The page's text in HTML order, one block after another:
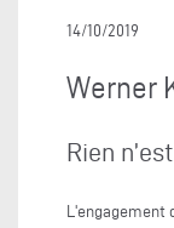
14/10/2019
Werner
Rien
L'engagement